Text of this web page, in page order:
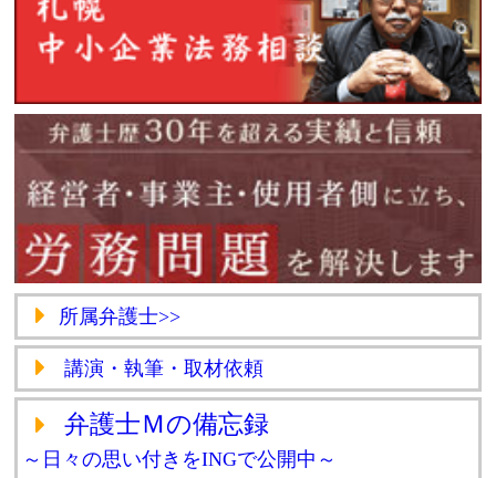
所属弁護士>>
講演・執筆・取材依頼
弁護士Ｍの備忘録
～日々の思い付きをINGで公開中～